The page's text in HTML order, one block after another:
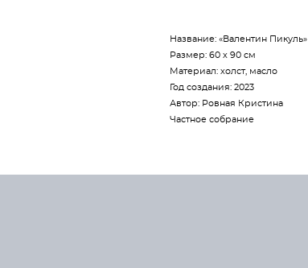
Название: «Валентин Пикуль»
Размер: 60 х 90 см
Материал: холст, масло
Год создания: 2023
Автор: Ровная Кристина
Частное собрание